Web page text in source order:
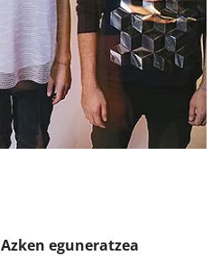
Azken eguneratzea